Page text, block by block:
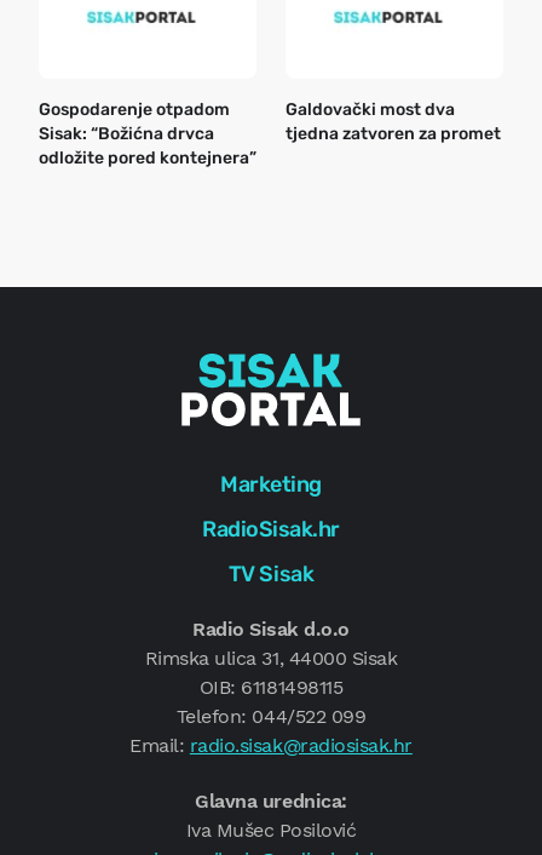
Gospodarenje otpadom
Sisak: “Božićna drvca
odložite pored kontejnera”
Galdovački most dva
tjedna zatvoren za promet
Marketing
RadioSisak.hr
TV Sisak
Radio Sisak d.o.o
Rimska ulica 31, 44000 Sisak
OIB: 61181498115
Telefon: 044/522 099
Email: radio.sisak@radiosisak.hr
Glavna urednica:
Iva Mušec Posilović